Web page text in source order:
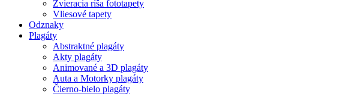
Zvieracia ríša fototapety
Vliesové tapety
Odznaky
Plagáty
Abstraktné plagáty
Akty plagáty
Animované a 3D plagáty
Auta a Motorky plagáty
Čierno-bielo plagáty